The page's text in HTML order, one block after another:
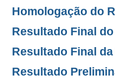
Homologação do
Resultado Final
Resultado Final da
Resultado